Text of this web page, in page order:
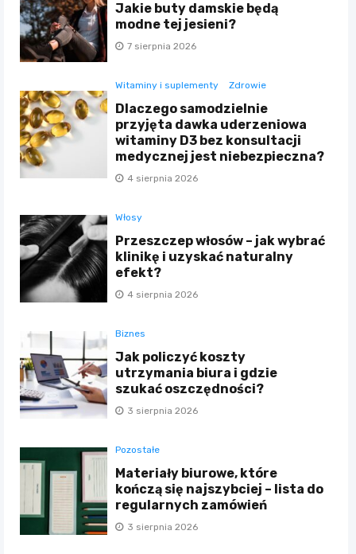
Jakie buty damskie będą
modne tej jesieni?
7 sierpnia 2026
Witaminy i suplementy Zdrowie
Dlaczego samodzielnie
przyjęta dawka uderzeniowa
witaminy D3 bez konsultacji
medycznej jest niebezpieczna?
4 sierpnia 2026
Włosy
Przeszczep włosów – jak wybrać
klinikę i uzyskać naturalny
efekt?
4 sierpnia 2026
Biznes
Jak policzyć koszty
utrzymania biura i gdzie
szukać oszczędności?
3 sierpnia 2026
Pozostałe
Materiały biurowe, które
kończą się najszybciej – lista do
regularnych zamówień
3 sierpnia 2026